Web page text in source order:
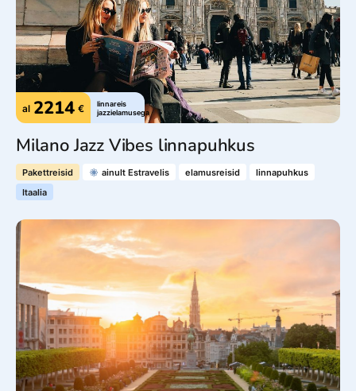
al 2214 €
linnareis
jazzielamusega
Milano Jazz Vibes linnapuhkus
Pakettreisid ainult Estravelis elamusreisid
linnapuhkus
Itaalia